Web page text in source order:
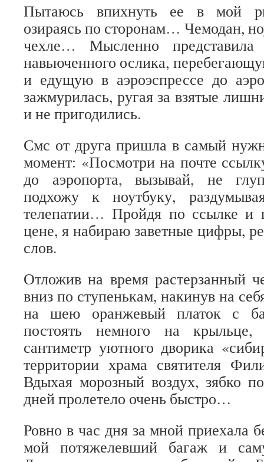
Пытаюсь впихнуть ее в мой
озираясь по сторонам… Чемодан,
чехле… Мысленно
навьюченного ослика,
и едущую в аэроэспрессе до
зажмурилась, ругая за взятые
и не пригодились.
Смс от друга пришла в самый
момент: «Посмотри на почте
до аэропорта, вызывай, не
подхожу к ноутбуку,
телепатии… Пройдя по ссылке и
цене, я набираю заветные цифры,
слов.
Отложив на время растерзанный
вниз по ступенькам, накинув на
на шею оранжевый платок с
постоять немного на
сантиметр уютного дворика
территории храма святителя
Вдыхая морозный воздух, зябко
дней пролетело очень быстро…
Ровно в час дня за мной приехала
мой потяжелевший багаж и